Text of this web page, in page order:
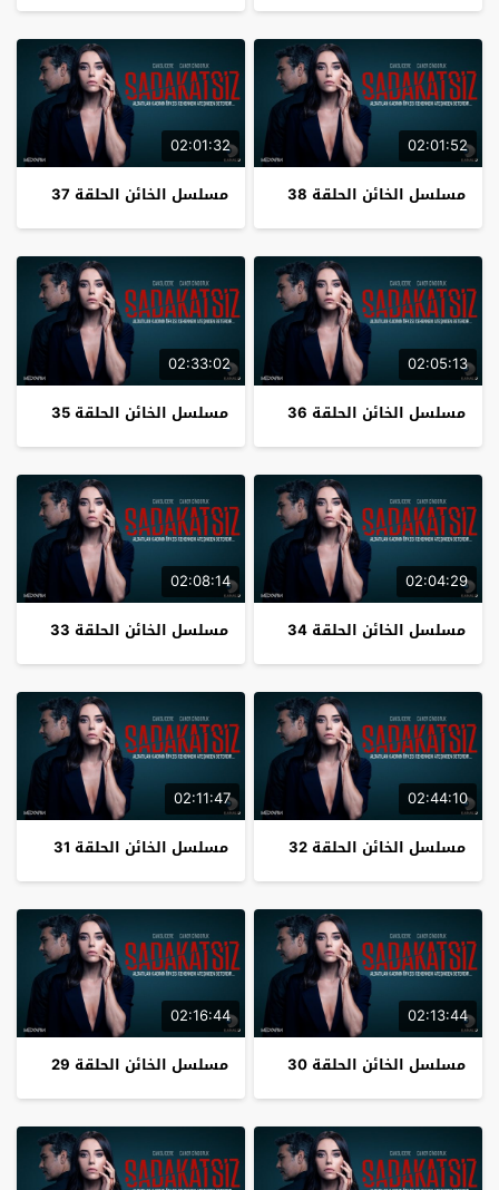
02:01:52
مسلسل الخائن الحلقة 38
02:01:32
مسلسل الخائن الحلقة 37
02:05:13
مسلسل الخائن الحلقة 36
02:33:02
مسلسل الخائن الحلقة 35
02:04:29
مسلسل الخائن الحلقة 34
02:08:14
مسلسل الخائن الحلقة 33
02:44:10
مسلسل الخائن الحلقة 32
02:11:47
مسلسل الخائن الحلقة 31
02:13:44
مسلسل الخائن الحلقة 30
02:16:44
مسلسل الخائن الحلقة 29